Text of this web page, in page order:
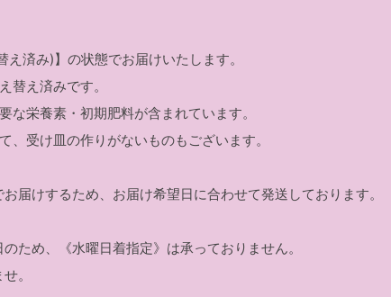
え済み)】の状態でお届けいたします。
替え済みです。
な栄養素・初期肥料が含まれています。
、受け皿の作りがないものもございます。
届けするため、お届け希望日に合わせて発送しております。
ため、《水曜日着指定》は承っておりません。
。